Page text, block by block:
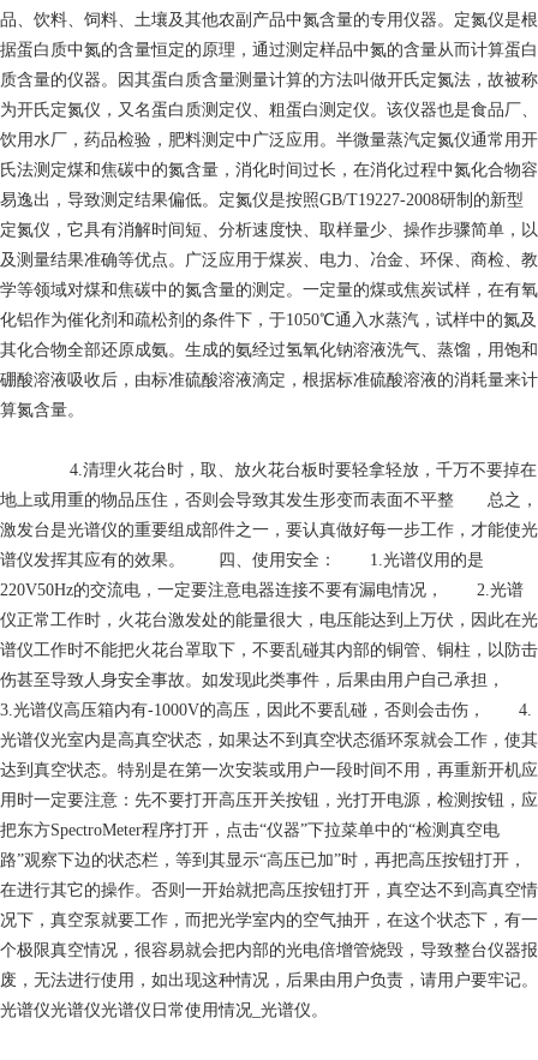
品、饮料、饲料、土壤及其他农副产品中氮含量的专用仪器。定氮仪是根
据蛋白质中氮的含量恒定的原理，通过测定样品中氮的含量从而计算蛋白
质含量的仪器。因其蛋白质含量测量计算的方法叫做开氏定氮法，故被称
为开氏定氮仪，又名蛋白质测定仪、粗蛋白测定仪。该仪器也是食品厂、
饮用水厂，药品检验，肥料测定中广泛应用。半微量蒸汽定氮仪通常用开
氏法测定煤和焦碳中的氮含量，消化时间过长，在消化过程中氮化合物容
易逸出，导致测定结果偏低。定氮仪是按照GB/T19227-2008研制的新型
定氮仪，它具有消解时间短、分析速度快、取样量少、操作步骤简单，以
及测量结果准确等优点。广泛应用于煤炭、电力、冶金、环保、商检、教
学等领域对煤和焦碳中的氮含量的测定。一定量的煤或焦炭试样，在有氧
化铝作为催化剂和疏松剂的条件下，于1050℃通入水蒸汽，试样中的氮及
其化合物全部还原成氨。生成的氨经过氢氧化钠溶液洗气、蒸馏，用饱和
硼酸溶液吸收后，由标准硫酸溶液滴定，根据标准硫酸溶液的消耗量来计
算氮含量。
4.清理火花台时，取、放火花台板时要轻拿轻放，千万不要掉在
地上或用重的物品压住，否则会导致其发生形变而表面不平整 总之，
激发台是光谱仪的重要组成部件之一，要认真做好每一步工作，才能使光
谱仪发挥其应有的效果。 四、使用安全： 1.光谱仪用的是
220V50Hz的交流电，一定要注意电器连接不要有漏电情况， 2.光谱
仪正常工作时，火花台激发处的能量很大，电压能达到上万伏，因此在光
谱仪工作时不能把火花台罩取下，不要乱碰其内部的铜管、铜柱，以防击
伤甚至导致人身安全事故。如发现此类事件，后果由用户自己承担，
3.光谱仪高压箱内有-1000V的高压，因此不要乱碰，否则会击伤， 4.
光谱仪光室内是高真空状态，如果达不到真空状态循环泵就会工作，使其
达到真空状态。特别是在第一次安装或用户一段时间不用，再重新开机应
用时一定要注意：先不要打开高压开关按钮，光打开电源，检测按钮，应
把东方SpectroMeter程序打开，点击“仪器”下拉菜单中的“检测真空电
路”观察下边的状态栏，等到其显示“高压已加”时，再把高压按钮打开，
在进行其它的操作。否则一开始就把高压按钮打开，真空达不到高真空情
况下，真空泵就要工作，而把光学室内的空气抽开，在这个状态下，有一
个极限真空情况，很容易就会把内部的光电倍增管烧毁，导致整台仪器报
废，无法进行使用，如出现这种情况，后果由用户负责，请用户要牢记。
光谱仪光谱仪光谱仪日常使用情况_光谱仪。